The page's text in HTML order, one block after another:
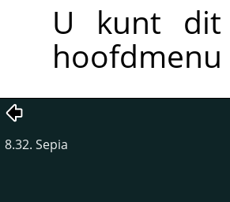
U kunt dit
8.32. Sepia